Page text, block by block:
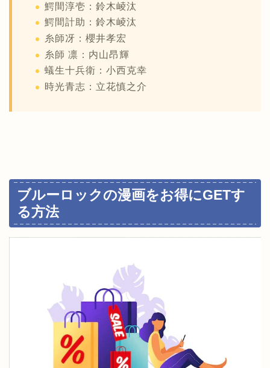
鰐間淳壱：鈴木崚汰
鰐間計助：鈴木崚汰
糸師冴：櫻井孝宏
糸師 凛：内山昂輝
蟻生十兵衛：小西克幸
時光青志：立花慎之介
ブルーロックの漫画をお得にGETす
る方法